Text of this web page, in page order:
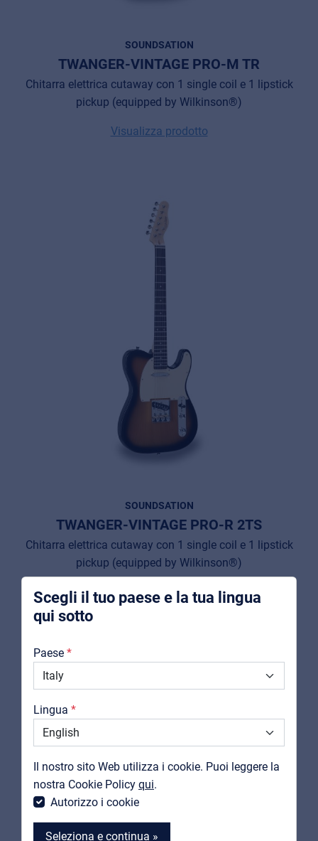
Scegli il tuo paese e la tua lingua
qui sotto
Paese
Lingua
Il nostro sito Web utilizza i cookie. Puoi leggere la
nostra Cookie Policy qui.
Autorizzo i cookie
Seleziona e continua »
Music Retail
Pro AVL
Installers | Rental companies | System
integrators
Downloads
Cataloghi
Support
MyFrenex
SOUNDSATION
TWANGER-VINTAGE PRO-M TR
Chitarra elettrica cutaway con 1 single coil e 1 lipstick
pickup (equipped by Wilkinson®)
Visualizza prodotto
SOUNDSATION
TWANGER-VINTAGE PRO-R 2TS
Chitarra elettrica cutaway con 1 single coil e 1 lipstick
pickup (equipped by Wilkinson®)
Visualizza prodotto